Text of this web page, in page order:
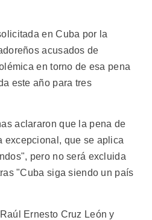
en Cuba por la
acusados de
en torno de esa pena
este año para tres
aclararon que la pena de
excepcional, que se aplica
pero no será excluida
"Cuba siga siendo un país
Ernesto Cruz León y